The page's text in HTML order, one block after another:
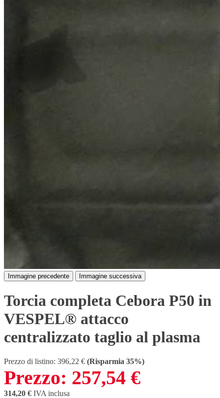
Immagine precedente Immagine successiva
Torcia completa Cebora P50 in
VESPEL® attacco
centralizzato taglio al plasma
Prezzo di listino: 396,22 € (Risparmia 35%)
Prezzo: 257,54 €
314,20 € IVA inclusa